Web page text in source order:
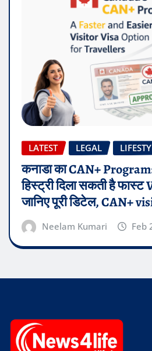
LATEST LEGAL
कनाडा का CAN+
हिस्ट्री दिला सकती है
जानिए पूरी डिटेल, CAN+
Neelam Kumari Feb